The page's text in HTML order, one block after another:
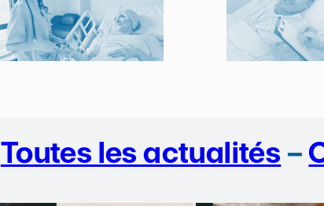
Toutes les actualités –